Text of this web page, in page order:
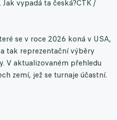
vypadá ta česká?ČTK /
se v roce 2026 koná v USA,
tak reprezentační výběry
V aktualizovaném přehledu
zemí, jež se turnaje účastní.